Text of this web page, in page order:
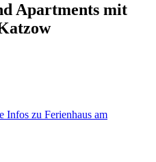
Apartments mit
Infos zu Ferienhaus am